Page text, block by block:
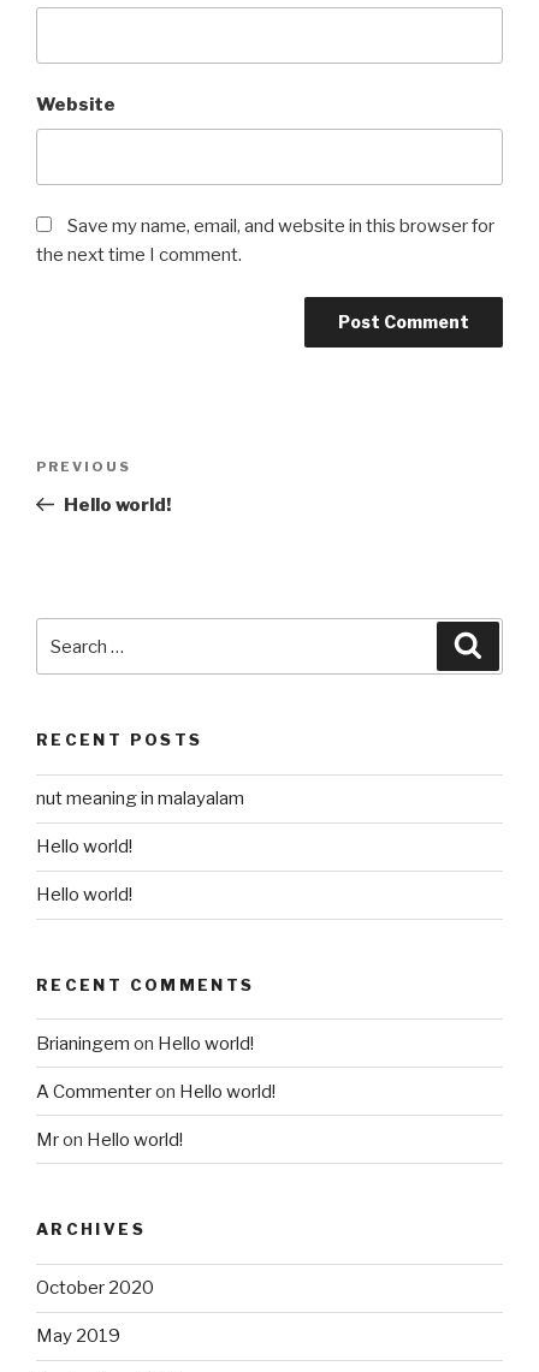
Website
Save my name, email, and website in this browser for
the next time I comment.
Previous
Post
PREVIOUS
Hello world!
for:
RECENT POSTS
nut meaning in malayalam
Hello world!
Hello world!
RECENT COMMENTS
Brianingem on Hello world!
A Commenteron Hello world!
Mron Hello world!
ARCHIVES
October 2020
May 2019